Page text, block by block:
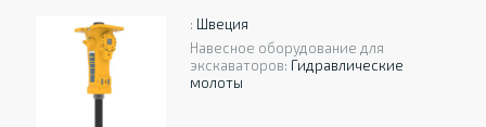
: Швеция
Навесное оборудование для
экскаваторов: Гидравлические
молоты